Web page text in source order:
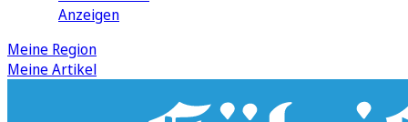
Anzeigen
Meine Region
Meine Artikel